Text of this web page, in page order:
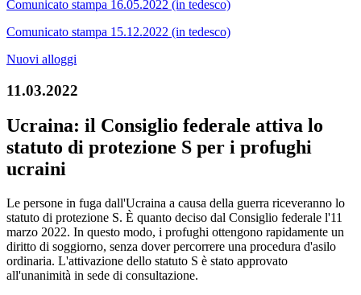
Comunicato stampa 16.05.2022 (in tedesco)
Comunicato stampa 15.12.2022 (in tedesco)
Nuovi alloggi
11.03.2022
Ucraina: il Consiglio federale attiva lo
statuto di protezione S per i profughi
ucraini
Le persone in fuga dall'Ucraina a causa della guerra riceveranno lo
statuto di protezione S. È quanto deciso dal Consiglio federale l'11
marzo 2022. In questo modo, i profughi ottengono rapidamente un
diritto di soggiorno, senza dover percorrere una procedura d'asilo
ordinaria. L'attivazione dello statuto S è stato approvato
all'unanimità in sede di consultazione.